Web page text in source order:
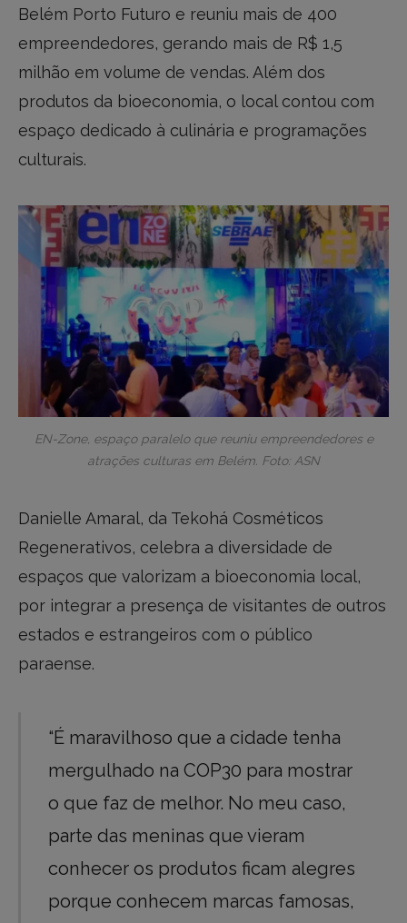
Belém Porto Futuro e reuniu mais de 400
empreendedores, gerando mais de R$ 1,5
milhão em volume de vendas. Além dos
produtos da bioeconomia, o local contou com
espaço dedicado à culinária e programações
culturais.
EN-Zone, espaço paralelo que reuniu empreendedores e
atrações culturas em Belém. Foto: ASN
Danielle Amaral, da Tekohá Cosméticos
Regenerativos, celebra a diversidade de
espaços que valorizam a bioeconomia local,
por integrar a presença de visitantes de outros
estados e estrangeiros com o público
paraense.
“É maravilhoso que a cidade tenha
mergulhado na COP30 para mostrar
o que faz de melhor. No meu caso,
parte das meninas que vieram
conhecer os produtos ficam alegres
porque conhecem marcas famosas,